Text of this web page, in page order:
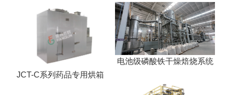
JCT-C系列药品专用烘箱
电池级磷酸铁干燥焙烧系统